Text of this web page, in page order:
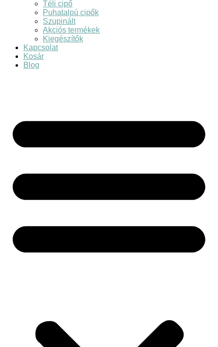
Téli cipő
Puhatalpú cipők
Szupinált
Akciós termékek
Kiegészítők
Kapcsolat
Kosár
Blog